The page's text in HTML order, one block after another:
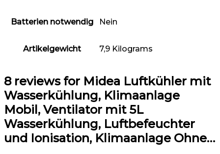
Batterien notwendig ‎Nein
Artikelgewicht ‎7,9 Kilograms
8 reviews for Midea Luftkühler mit
Wasserkühlung, Klimaanlage
Mobil, Ventilator mit 5L
Wasserkühlung, Luftbefeuchter
und Ionisation, Klimaanlage Ohne…